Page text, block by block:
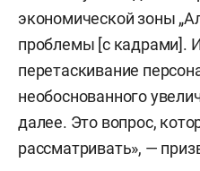
экономической зоны
проблемы [с кадрами].
перетаскивание
необоснованного
далее. Это вопрос,
рассматривать», —